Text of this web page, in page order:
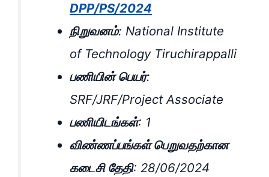
DPP/PS/2024
நிறுவனம்: National Institute
of Technology Tiruchirappalli
பணியின் பெயர்:
SRF/JRF/Project Associate
பணியிடங்கள்: 1
விண்ணப்பங்கள் பெறுவதற்கான
கடைசி தேதி: 28/06/2024